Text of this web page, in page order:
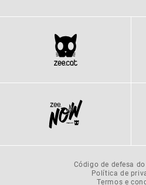
Código de defesa
Política de
Termos e